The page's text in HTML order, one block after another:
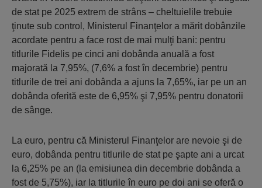
de stat pe 2025 extrem de strâns – cheltuielile trebuie
ţinute sub control, Ministerul Finanţelor a mărit dobânzile
acordate pentru a face rost de mai mulţi bani: pentru
titlurile Fidelis pe cinci ani dobânda anuală a fost
majorată la 7,95%, (7,6% a fost în decembrie) pentru
titlurile de trei ani dobânda a ajuns la 7,65%, iar pe un an
dobânda oferită este de 6,95% şi 7,95% pentru donatorii
de sânge.
La euro, pentru că Ministerul Finanţelor are nevoie şi de
euro, dobânda pentru titlurile de stat pe şapte ani a urcat
la 6,25% pe an (la emisiunea din decembrie dobânda a
fost de 5,75%), iar la titlurile în euro pe doi ani se oferă o